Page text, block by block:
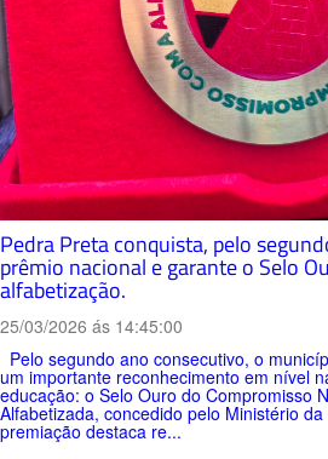
Pedra Preta conquista, pelo
prêmio nacional e garante o Selo
alfabetização.
25/03/2026 ás 14:45:00
Pelo segundo ano consecutivo, o
um importante reconhecimento em nível
educação: o Selo Ouro do Compromisso
Alfabetizada, concedido pelo Ministério
premiação destaca re...